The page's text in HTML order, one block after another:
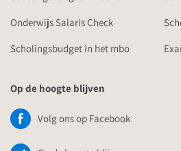
Onderwijs Salaris Check
Scholingsbudget in het mbo
Op de hoogte blijven
Volg ons op Facebook